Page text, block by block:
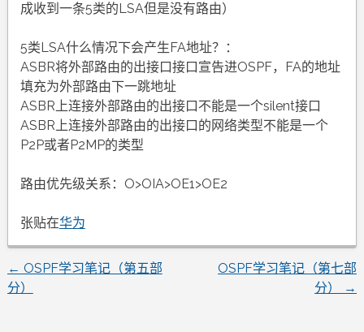
成收到一条5类的LSA但是没有路由）
5类LSA什么情况下会产生FA地址？：
ASBR将外部路由的出接口接口宣告进OSPF，FA的地址
填充为外部路由下一跳地址
ASBR上连接外部路由的出接口不能是一个silent接口
ASBR上连接外部路由的出接口的网络类型不能是一个
P2P或者P2MP的类型
路由优先级关系：O>OIA>OE1>OE2
张贴在华为
文
← OSPF学习笔记（第五部
分）
OSPF学习笔记（第七部
分）
→